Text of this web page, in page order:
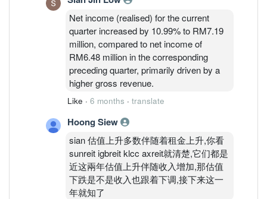
Net income (realised) for the current
quarter increased by 10.99% to RM7.19
million, compared to net income of
RM6.48 million in the corresponding
preceding quarter, primarily driven by a
higher gross revenue.
Like · 6 months · translate
Hoong Siew
sian 估值上升多数伴随着租金上升,你看
sunreit igbreit klcc axreit就清楚,它们都是
近这兩年估值上升伴随收入增加,那估值
下跌是不是收入也跟着下调,接下来这一
年就知了